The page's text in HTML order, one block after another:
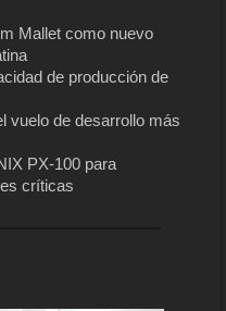
Mallet como nuevo
de producción de
vuelo de desarrollo más
PX-100 para
críticas